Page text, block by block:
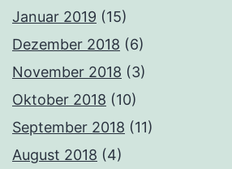
Januar 2019 (15)
Dezember 2018 (6)
November 2018 (3)
Oktober 2018 (10)
September 2018 (11)
August 2018 (4)